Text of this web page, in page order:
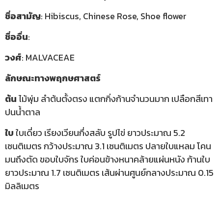
ชื่อสามัญ: Hibiscus, Chinese Rose, Shoe flower
ชื่ออื่น:
วงศ์: MALVACEAE
ลักษณะทางพฤกษศาสตร์
ต้นไม้พุ่ม ลำต้นตั้งตรง แตกกิ่งก้านจำนวนมาก เปลือกสีเทา
ปนน้ำตาล
ใบใบเดี่ยว เรียงเวียนกึ่งสลับ รูปไข่ ยาวประมาณ 5.2
เซนติเมตร กว้างประมาณ 3.1 เซนติเมตร ปลายใบแหลม โคน
มนถึงตัด ขอบใบจักร ใบค่อนข้างหนาคล้ายแผ่นหนัง ก้านใบ
ยาวประมาณ 1.7 เซนติเมตร เส้นผ่านศูนย์กลางประมาณ 0.15
มิลลิเมตร